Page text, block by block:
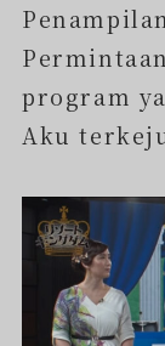
program
Aku